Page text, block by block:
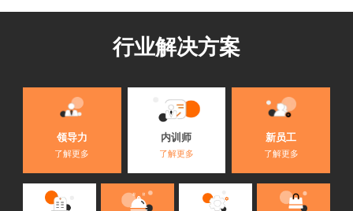
行业解决方案
领导力
了解更多
内训师
了解更多
新员工
了解更多